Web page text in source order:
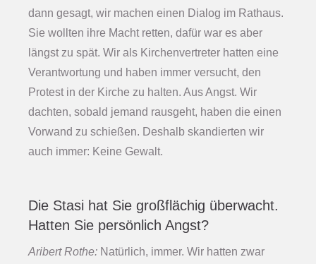
dann gesagt, wir machen einen Dialog im Rathaus.
Sie wollten ihre Macht retten, dafür war es aber
längst zu spät. Wir als Kirchenvertreter hatten eine
Verantwortung und haben immer versucht, den
Protest in der Kirche zu halten. Aus Angst. Wir
dachten, sobald jemand rausgeht, haben die einen
Vorwand zu schießen. Deshalb skandierten wir
auch immer: Keine Gewalt.
Die Stasi hat Sie großflächig überwacht.
Hatten Sie persönlich Angst?
Aribert Rothe: Natürlich, immer. Wir hatten zwar